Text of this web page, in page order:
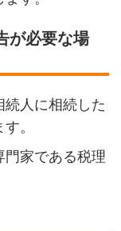
が必要な場
人に相続した
。
門家である税理